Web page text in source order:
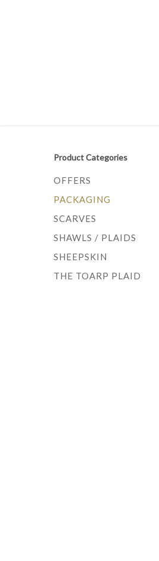
Product Categories
OFFERS
PACKAGING
SCARVES
SHAWLS / PLAIDS
SHEEPSKIN
THE TOARP PLAID